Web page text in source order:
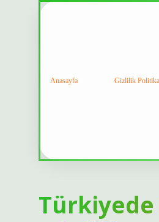
Anasayfa Gizlilik